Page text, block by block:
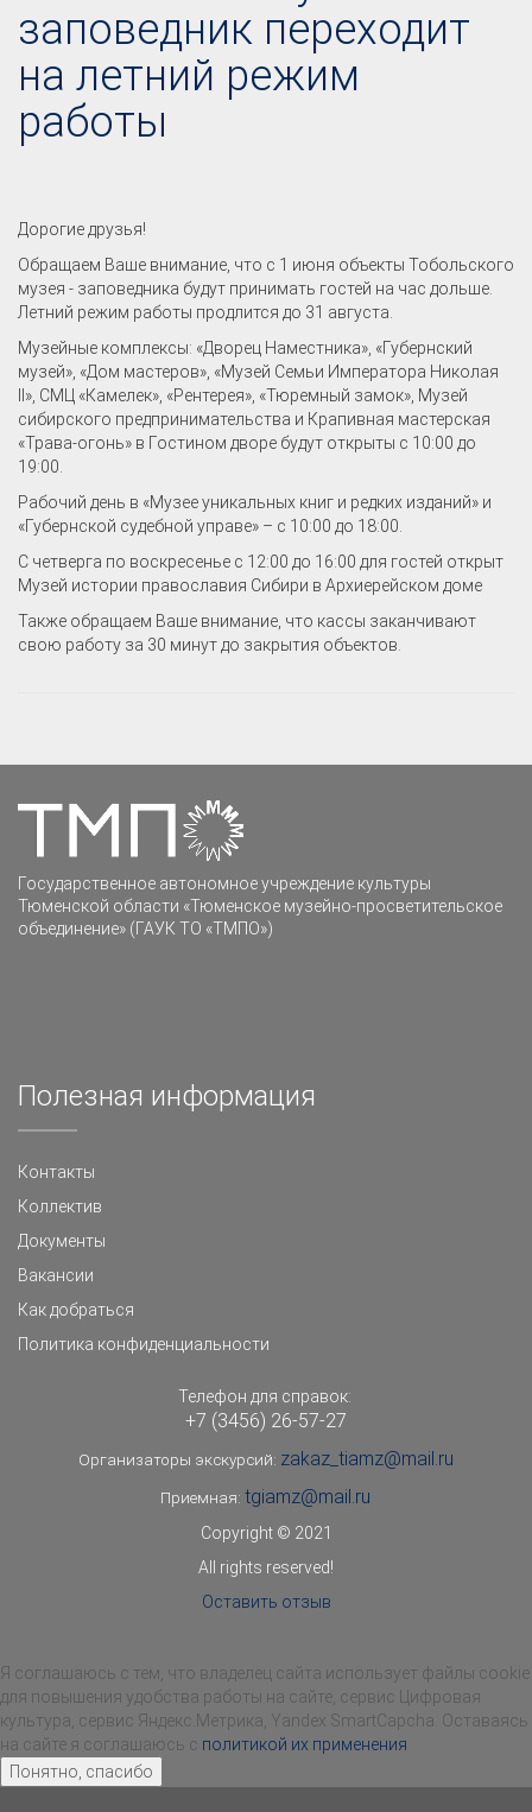
заповедник переходит
на летний режим
работы
Дорогие друзья!
Обращаем Ваше внимание, что с 1 июня объекты Тобольского
музея - заповедника будут принимать гостей на час дольше.
Летний режим работы продлится до 31 августа.
Музейные комплексы: «Дворец Наместника», «Губернский
музей», «Дом мастеров», «Музей Семьи Императора Николая
II», СМЦ «Камелек», «Рентерея», «Тюремный замок», Музей
сибирского предпринимательства и Крапивная мастерская
«Трава-огонь» в Гостином дворе будут открыты с 10:00 до
19:00.
Рабочий день в «Музее уникальных книг и редких изданий» и
«Губернской судебной управе» – с 10:00 до 18:00.
С четверга по воскресенье с 12:00 до 16:00 для гостей открыт
Музей истории православия Сибири в Архиерейском доме
Также обращаем Ваше внимание, что кассы заканчивают
свою работу за 30 минут до закрытия объектов.
Государственное автономное учреждение культуры
Тюменской области «Тюменское музейно-просветительское
объединение» (ГАУК ТО «ТМПО»)
Полезная информация
Контакты
Коллектив
Документы
Вакансии
Как добраться
Политика конфиденциальности
Телефон для справок:
+7 (3456) 26-57-27
Организаторы экскурсий: zakaz_tiamz@mail.ru
Приемная: tgiamz@mail.ru
Copyright © 2021
All rights reserved!
Оставить отзыв
Я соглашаюсь с тем, что владелец сайта использует файлы cookie
для повышения удобства работы на сайте, сервис Цифровая
культура, сервис Яндекс.Метрика, Yandex SmartCapcha. Оставаясь
на сайте я соглашаюсь с политикой их применения
Понятно, спасибо